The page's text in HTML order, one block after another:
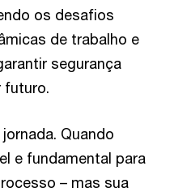
os desafios
de trabalho e
segurança
futuro.
Quando
e fundamental para
– mas sua